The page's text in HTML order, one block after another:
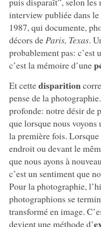
interview publiée dans
1987, qui documente,
décors de Paris, Texas.
probablement pas: c’est
c’est la mémoire d’une
Et cettedisparition
pense de la
profonde: notre désir de
que lorsque nous
la première fois.
endroit ou devant le
que nous ayons à
c’est un sentiment que
Pour la photographie,
photographions se
transformé en image.
devient une méthode d’